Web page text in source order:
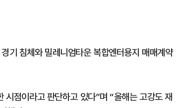
기 침체와 밀레니엄타운 복합엔터용지 매매계약
점이라고 판단하고 있다”며 “올해는 고강도 재